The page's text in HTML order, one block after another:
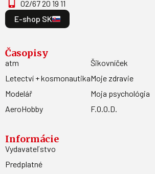
02/67 20 19 11
E-shop SK
Časopisy
atm
Letectví + kosmonautika
Modelář
AeroHobby
Šikovníček
Moje zdravie
Moja psychológia
F.O.O.D.
Informácie
Vydavateľstvo
Predplatné